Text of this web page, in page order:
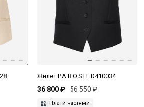
Жилет P.A.R.O.S.H. D410034
36 800 ₽ 56 550 ₽
Плати частями